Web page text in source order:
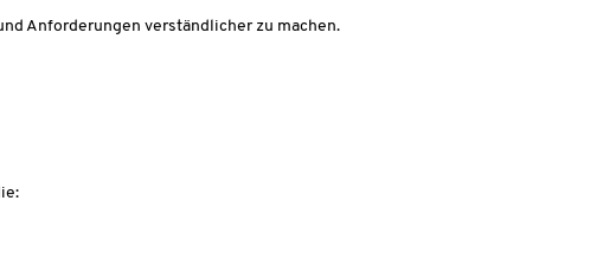
Anforderungen verständlicher zu machen.